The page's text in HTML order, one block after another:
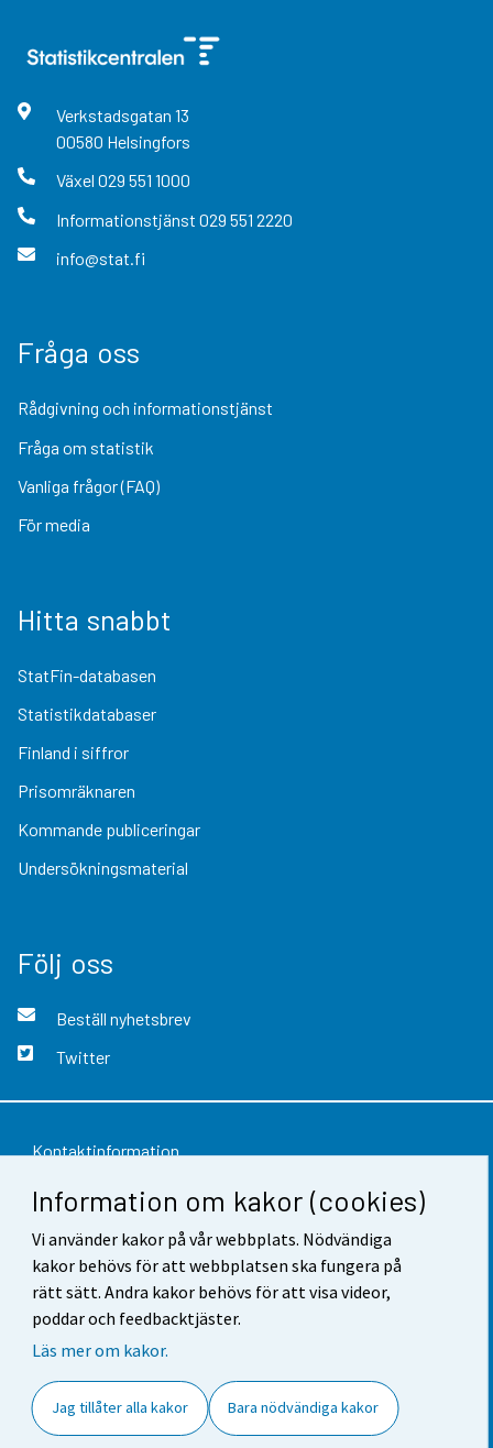
Information om kakor (cookies)
Vi använder kakor på vår webbplats. Nödvändiga
kakor behövs för att webbplatsen ska fungera på
rätt sätt. Andra kakor behövs för att visa videor,
poddar och feedbacktjäster.
Läs mer om kakor.
Jag tillåter alla kakor Bara nödvändiga kakor
Verkstadsgatan 13
00580 Helsingfors
Växel 029 551 1000
Informationstjänst 029 551 2220
info@stat.fi
Fråga oss
Rådgivning och informationstjänst
Fråga om statistik
Vanliga frågor (FAQ)
För media
Hitta snabbt
StatFin-databasen
Statistikdatabaser
Finland i siffror
Prisomräknaren
Kommande publiceringar
Undersökningsmaterial
Följ oss
Beställ nyhetsbrev
Twitter
Kontaktinformation
Respons
Användarvillkor
Dataskydd
Tillgänglighet
Cookie-inställningar